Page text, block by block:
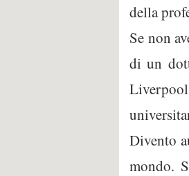
della
Se non
di un
Divento
mondo.